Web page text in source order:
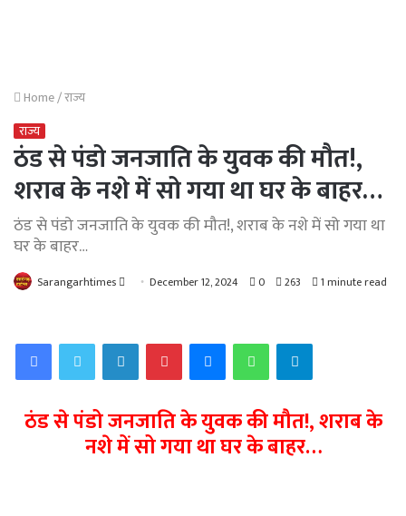
Home/राज्य
राज्य
ठंड से पंडो जनजाति के युवक की मौत!,
शराब के नशे में सो गया था घर के बाहर…
ठंड से पंडो जनजाति के युवक की मौत!, शराब के नशे में सो गया था
घर के बाहर…
Sarangarhtimes
Send December 12, 2024 0 263 1 minute read
FacebookTwitterLinkedInPinterestMessengerWhatsAppTelegram
ठंड से पंडो जनजाति के युवक की मौत!, शराब के
नशे में सो गया था घर के बाहर…